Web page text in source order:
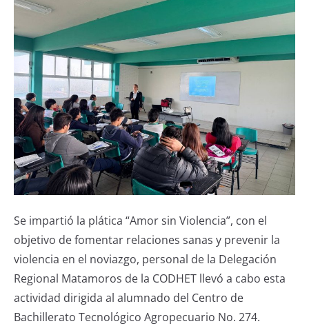
Se impartió la plática “Amor sin Violencia”, con el
objetivo de fomentar relaciones sanas y prevenir la
violencia en el noviazgo, personal de la Delegación
Regional Matamoros de la CODHET llevó a cabo esta
actividad dirigida al alumnado del Centro de
Bachillerato Tecnológico Agropecuario No. 274.